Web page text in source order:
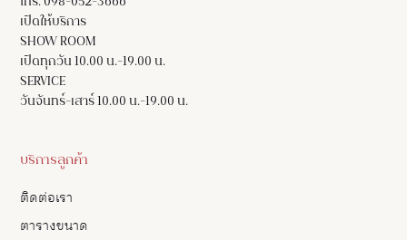
เปิดให้บริการ
SHOW ROOM
เปิดทุกวัน 10.00 น.-19.00 น.
SERVICE
วันจันทร์-เสาร์ 10.00 น.-19.00 น.
บริการลูกค้า
ติดต่อเรา
ตารางขนาด